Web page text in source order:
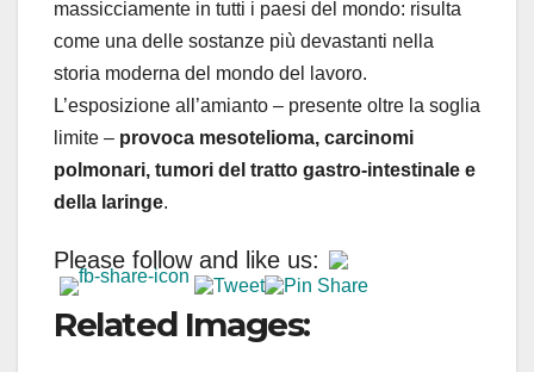
massicciamente in tutti i paesi del mondo: risulta
come una delle sostanze più devastanti nella
storia moderna del mondo del lavoro.
L’esposizione all’amianto – presente oltre la soglia
limite – provoca mesotelioma, carcinomi
polmonari, tumori del tratto gastro-intestinale e
della laringe.
Please follow and like us:
Related Images: